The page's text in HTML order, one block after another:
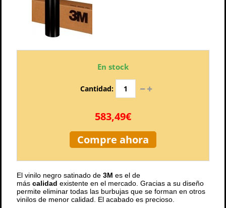
En stock
Cantidad:
583,49€
Compre ahora
El vinilo negro satinado de 3M es el de
más calidad existente en el mercado. Gracias a su diseño
permite eliminar todas las burbujas que se forman en otros
vinilos de menor calidad. El acabado es precioso.